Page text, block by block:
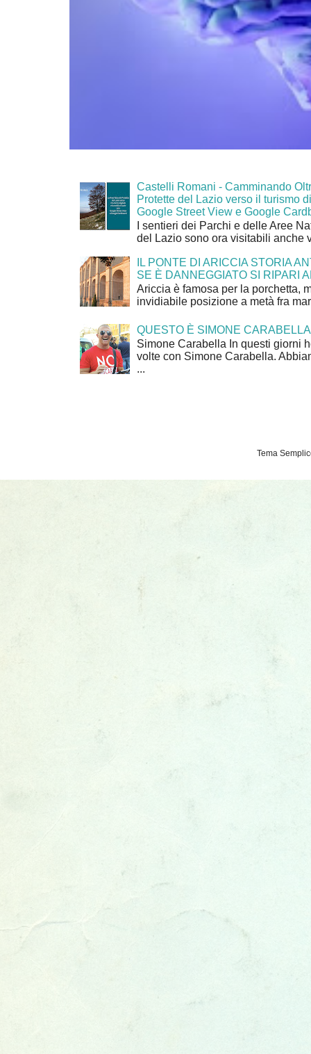
Castelli Romani - Camminando
Protette del Lazio verso il turismo
Google Street View e Google
I sentieri dei Parchi e delle Aree
del Lazio sono ora visitabili anche
IL PONTE DI ARICCIA STORIA
SE È DANNEGGIATO SI RIPARI
Ariccia è famosa per la porchetta,
invidiabile posizione a metà fra
QUESTO È SIMONE CARABELLA
Simone Carabella In questi giorni
volte con Simone Carabella.
...
Tema